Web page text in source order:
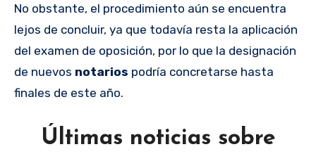
No obstante, el procedimiento aún se encuentra
lejos de concluir, ya que todavía resta la aplicación
del examen de oposición, por lo que la designación
de nuevos notarios podría concretarse hasta
finales de este año.
Últimas noticias sobre